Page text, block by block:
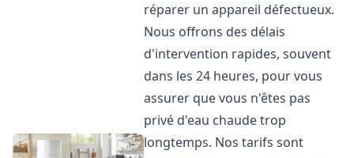
réparer un appareil défectueux.
Nous offrons des délais
d'intervention rapides, souvent
dans les 24 heures, pour vous
assurer que vous n'êtes pas
privé d'eau chaude trop
longtemps. Nos tarifs sont